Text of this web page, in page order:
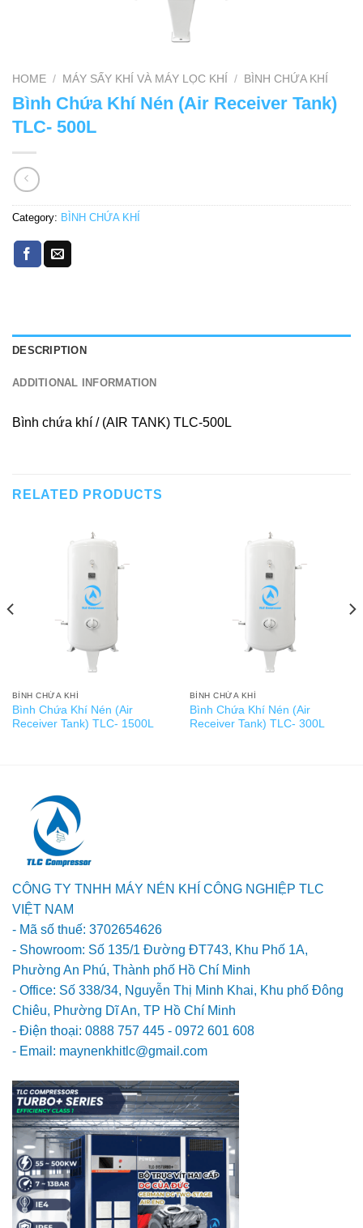
HOME / MÁY SẤY KHÍ VÀ MÁY LỌC KHÍ / BÌNH CHỨA KHÍ
Bình Chứa Khí Nén (Air Receiver Tank)
TLC- 500L
Category: BÌNH CHỨA KHÍ
DESCRIPTION
ADDITIONAL INFORMATION
Bình chứa khí / (AIR TANK) TLC-500L
RELATED PRODUCTS
BÌNH CHỨA KHÍ
Bình Chứa Khí Nén (Air
Receiver Tank) TLC- 1500L
BÌNH CHỨA KHÍ
Bình Chứa Khí Nén (Air
Receiver Tank) TLC- 300L
CÔNG TY TNHH MÁY NÉN KHÍ CÔNG NGHIỆP TLC
VIỆT NAM
- Mã số thuế: 3702654626
- Showroom: Số 135/1 Đường ĐT743, Khu Phố 1A,
Phường An Phú, Thành phố Hồ Chí Minh
- Office: Số 338/34, Nguyễn Thị Minh Khai, Khu phố Đông
Chiêu, Phường Dĩ An, TP Hồ Chí Minh
- Điện thoại: 0888 757 445 - 0972 601 608
- Email: maynenkhitlc@gmail.com